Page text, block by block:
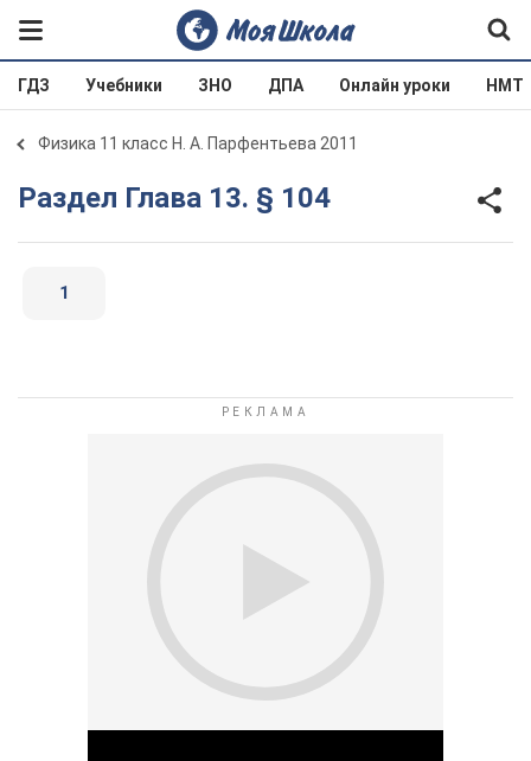
ГДЗ Учебники ЗНО ДПА Онлайн уроки НМТ
Физика 11 класс Н. А. Парфентьева 2011
Раздел Глава 13. § 104
1